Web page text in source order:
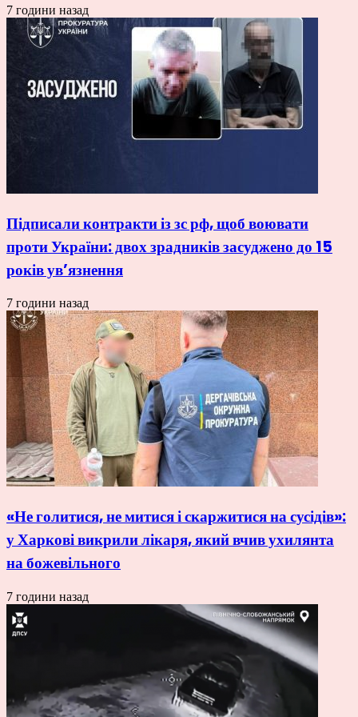
7 години назад
Підписали контракти із зс рф, щоб воювати
проти України: двох зрадників засуджено до 15
років ув’язнення
7 години назад
«Не голитися, не митися і скаржитися на сусідів»:
у Харкові викрили лікаря, який вчив ухилянта
на божевільного
7 години назад